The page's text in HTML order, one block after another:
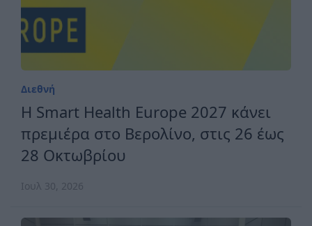
Διεθνή
H Smart Health Europe 2027 κάνει
πρεμιέρα στο Βερολίνο, στις 26 έως
28 Οκτωβρίου
Ιουλ 30, 2026